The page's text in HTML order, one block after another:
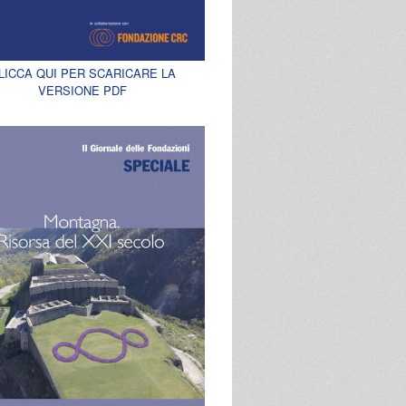
QUI PER SCARICARE LA
VERSIONE PDF